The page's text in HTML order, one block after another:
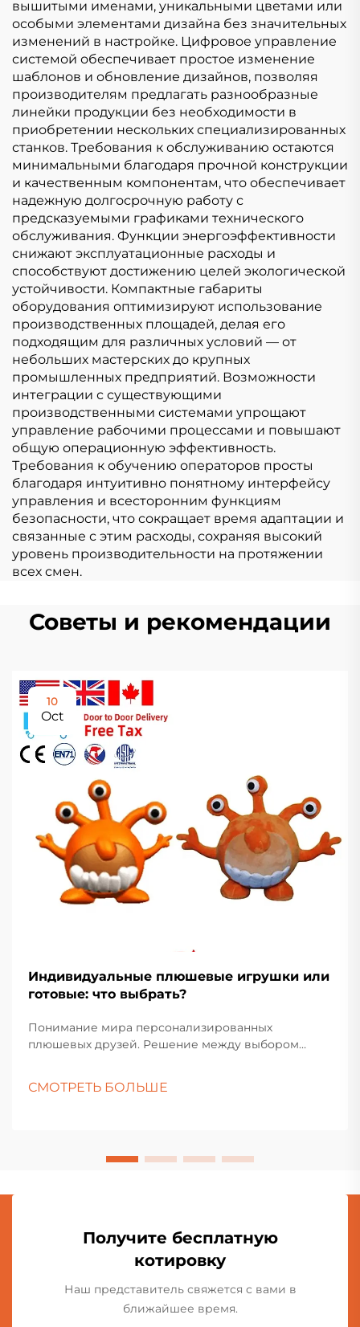
вышитыми именами, уникальными цветами или
особыми элементами дизайна без значительных
изменений в настройке. Цифровое управление
системой обеспечивает простое изменение
шаблонов и обновление дизайнов, позволяя
производителям предлагать разнообразные
линейки продукции без необходимости в
приобретении нескольких специализированных
станков. Требования к обслуживанию остаются
минимальными благодаря прочной конструкции
и качественным компонентам, что обеспечивает
надежную долгосрочную работу с
предсказуемыми графиками технического
обслуживания. Функции энергоэффективности
снижают эксплуатационные расходы и
способствуют достижению целей экологической
устойчивости. Компактные габариты
оборудования оптимизируют использование
производственных площадей, делая его
подходящим для различных условий — от
небольших мастерских до крупных
промышленных предприятий. Возможности
интеграции с существующими
производственными системами упрощают
управление рабочими процессами и повышают
общую операционную эффективность.
Требования к обучению операторов просты
благодаря интуитивно понятному интерфейсу
управления и всесторонним функциям
безопасности, что сокращает время адаптации и
связанные с этим расходы, сохраняя высокий
уровень производительности на протяжении
всех смен.
Советы и рекомендации
10
Oct
Индивидуальные плюшевые игрушки или
готовые: что выбрать?
Понимание мира персонализированных
плюшевых друзей. Решение между выбором
покупки. Это создание воспоминаний, выражение
СМОТРЕТЬ БОЛЬШЕ
Получите бесплатную
котировку
Наш представитель свяжется с вами в
ближайшее время.